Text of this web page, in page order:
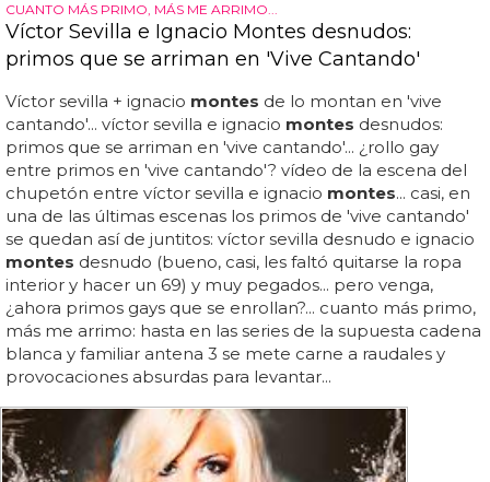
CUANTO MÁS PRIMO, MÁS ME ARRIMO...
Víctor Sevilla e Ignacio Montes desnudos:
primos que se arriman en 'Vive Cantando'
Víctor sevilla + ignacio montes de lo montan en 'vive
cantando'... víctor sevilla e ignacio montes desnudos:
primos que se arriman en 'vive cantando'... ¿rollo gay
entre primos en 'vive cantando'? vídeo de la escena del
chupetón entre víctor sevilla e ignacio montes... casi, en
una de las últimas escenas los primos de 'vive cantando'
se quedan así de juntitos: víctor sevilla desnudo e ignacio
montes desnudo (bueno, casi, les faltó quitarse la ropa
interior y hacer un 69) y muy pegados... pero venga,
¿ahora primos gays que se enrollan?... cuanto más primo,
más me arrimo: hasta en las series de la supuesta cadena
blanca y familiar antena 3 se mete carne a raudales y
provocaciones absurdas para levantar...